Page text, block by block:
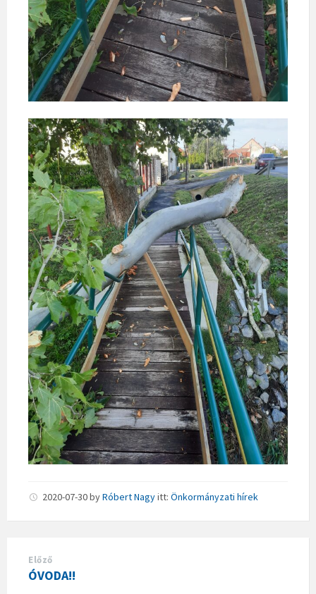
2020-07-30byRóbert Nagyitt: Önkormányzati hírek
Előző
ÓVODA!!